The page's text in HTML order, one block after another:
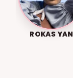
ROKAS YAN